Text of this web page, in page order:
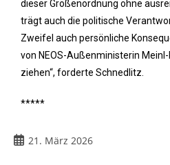
dieser Größenordnung ohne
trägt auch die politische
Zweifel auch persönliche
von NEOS-Außenministerin
ziehen“, forderte Schnedlitz.
*****
21. März 2026